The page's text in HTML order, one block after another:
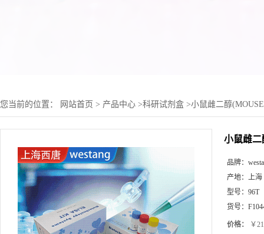
您当前的位置： 网站首页 > 产品中心 >科研试剂盒 >小鼠雌二醇
小鼠雌二
品牌：
产地： 上海
型号： 96T
货号：
价格： ￥